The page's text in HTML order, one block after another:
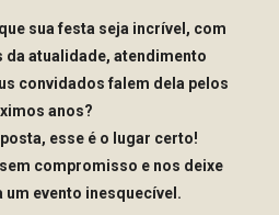
sua festa seja incrível, com
atualidade, atendimento
convidados falem dela pelos
anos?
esse é o lugar certo!
compromisso e nos deixe
evento inesquecível.